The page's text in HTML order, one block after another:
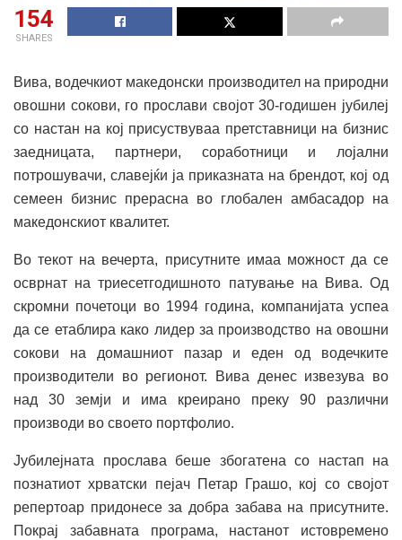
154
SHARES
Вива, водечкиот македонски производител на природни
овошни сокови, го прослави својот 30-годишен јубилеј
со настан на кој присуствуваа претставници на бизнис
заедницата, партнери, соработници и лојални
потрошувачи, славејќи ја приказната на брендот, кој од
семеен бизнис прерасна во глобален амбасадор на
македонскиот квалитет.
Во текот на вечерта, присутните имаа можност да се
осврнат на триесетгодишното патување на Вива. Од
скромни почетоци во 1994 година, компанијата успеа
да се етаблира како лидер за производство на овошни
сокови на домашниот пазар и еден од водечките
производители во регионот. Вива денес извезува во
над 30 земји и има креирано преку 90 различни
производи во своето портфолио.
Јубилејната прослава беше збогатена со настап на
познатиот хрватски пејач Петар Грашо, кој со својот
репертоар придонесе за добра забава на присутните.
Покрај забавната програма, настанот истовремено